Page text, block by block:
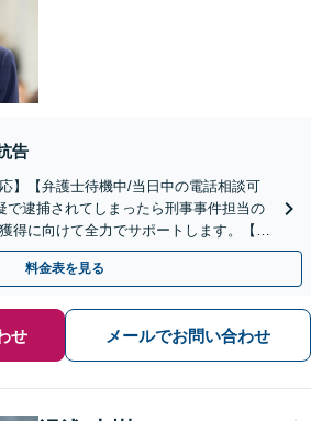
告
】【弁護士待機中/当日中の電話相談可
で逮捕されてしまったら刑事事件担当の
得に向けて全力でサポートします。【毎
全国対応】
料金表を見る
せ メールでお問い合わせ